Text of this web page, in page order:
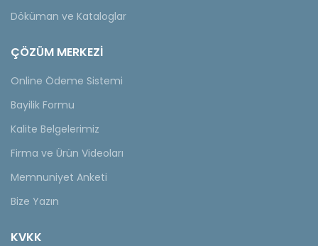
Döküman ve Kataloglar
ÇÖZÜM MERKEZİ
Online Ödeme Sistemi
Bayilik Formu
Kalite Belgelerimiz
Firma ve Ürün Videoları
Memnuniyet Anketi
Bize Yazın
KVKK